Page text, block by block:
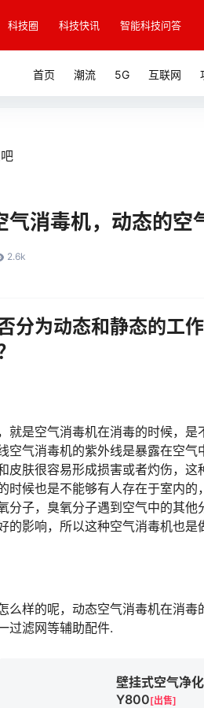
科技圈 科技快讯 智能科技问答
首页 潮流 5G 互联网
吧
气消毒机，动态的空
2.6k
为动态和静态的工作
就是空气消毒机在消毒的时候，
空气消毒机的紫外线是暴露在空
皮肤很容易形成损害或者灼伤，
时候也是不能够有人存在于室内
分子，臭氧分子遇到空气中的其
的影响，所以这种空气消毒机也是
样的呢，动态空气消毒机在消毒
过滤网等辅助配件.
壁挂式空气净
Y800[出售]